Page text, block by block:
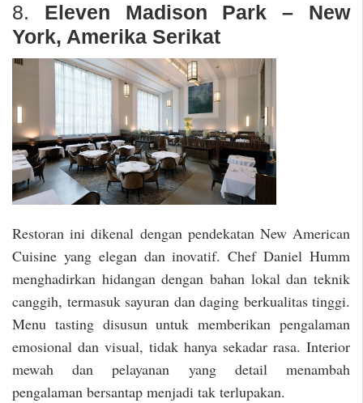
8. Eleven Madison Park – New
York, Amerika Serikat
Restoran ini dikenal dengan pendekatan New American
Cuisine yang elegan dan inovatif. Chef Daniel Humm
menghadirkan hidangan dengan bahan lokal dan teknik
canggih, termasuk sayuran dan daging berkualitas tinggi.
Menu tasting disusun untuk memberikan pengalaman
emosional dan visual, tidak hanya sekadar rasa. Interior
mewah dan pelayanan yang detail menambah
pengalaman bersantap menjadi tak terlupakan.